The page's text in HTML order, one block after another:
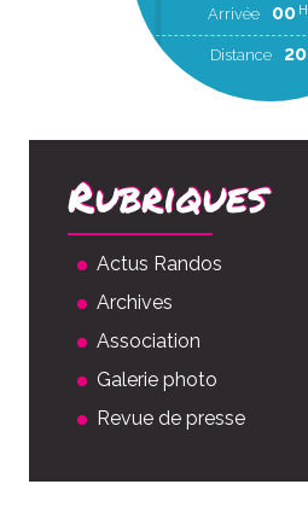
Arrivée 00 H
Distance 20
Rubriques
Actus Randos
Archives
Association
Galerie photo
Revue de presse